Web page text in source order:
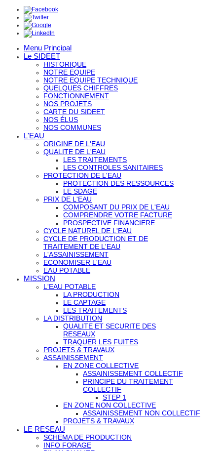
Menu Principal
Le SIDEET
HISTORIQUE
NOTRE EQUIPE
NOTRE EQUIPE TECHNIQUE
QUELQUES CHIFFRES
FONCTIONNEMENT
NOS PROJETS
CARTE DU SIDEET
NOS ÉLUS
NOS COMMUNES
L'EAU
ORIGINE DE L'EAU
QUALITE DE L'EAU
LES TRAITEMENTS
LES CONTROLES SANITAIRES
PROTECTION DE L'EAU
PROTECTION DES RESSOURCES
LE SDAGE
PRIX DE L'EAU
COMPOSANT DU PRIX DE L'EAU
COMPRENDRE VOTRE FACTURE
PROSPECTIVE FINANCIERE
CYCLE NATUREL DE L'EAU
CYCLE DE PRODUCTION ET DE
TRAITEMENT DE L'EAU
L'ASSAINISSEMENT
ECONOMISER L'EAU
EAU POTABLE
MISSION
L'EAU POTABLE
LA PRODUCTION
LE CAPTAGE
LES TRAITEMENTS
LA DISTRIBUTION
QUALITE ET SECURITE DES
RESEAUX
TRAQUER LES FUITES
PROJETS & TRAVAUX
ASSAINISSEMENT
EN ZONE COLLECTIVE
ASSAINISSEMENT COLLECTIF
PRINCIPE DU TRAITEMENT
COLLECTIF
STEP 1
EN ZONE NON COLLECTIVE
ASSAINISSEMENT NON COLLECTIF
PROJETS & TRAVAUX
LE RESEAU
SCHEMA DE PRODUCTION
INFO FORAGE